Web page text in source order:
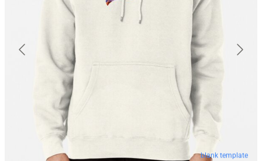
blank template